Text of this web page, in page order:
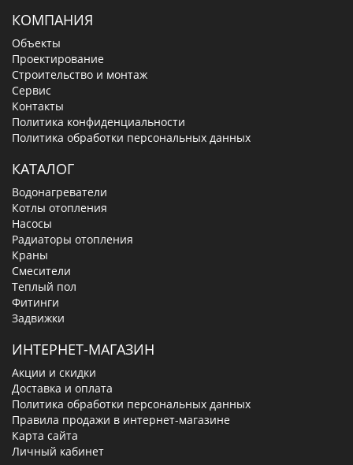
КОМПАНИЯ
Объекты
Проектирование
Строительство и монтаж
Сервис
Контакты
Политика конфиденциальности
Политика обработки персональных данных
КАТАЛОГ
Водонагреватели
Котлы отопления
Насосы
Радиаторы отопления
Краны
Смесители
Теплый пол
Фитинги
Задвижки
ИНТЕРНЕТ-МАГАЗИН
Акции и скидки
Доставка и оплата
Политика обработки персональных данных
Правила продажи в интернет-магазине
Карта сайта
Личный кабинет